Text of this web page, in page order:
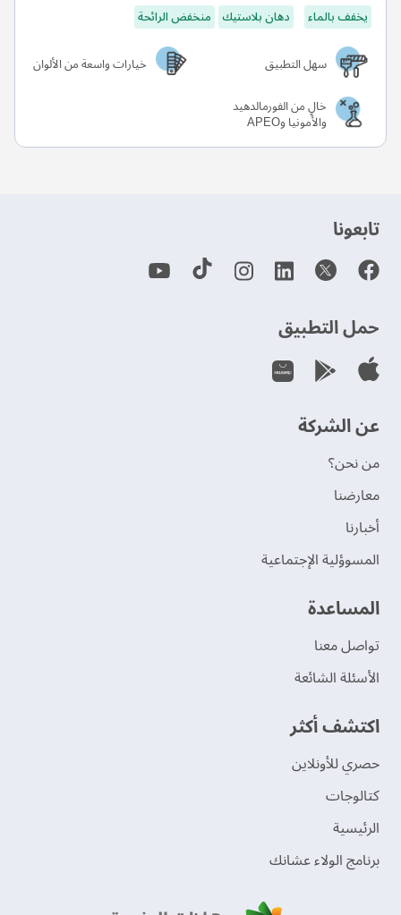
يخفف بالماء
دهان بلاستيك منخفض الرائحة
سهل التطبيق
خيارات واسعة من الألوان
خالٍ من الفورمالدهيد
والأمونيا وAPEO
‫تابعونا‬
حمل التطبيق
عن الشركة
من نحن؟
‫معارضنا‬
‫أخبارنا‬
المسوؤلية الإجتماعية
‫المساعدة‬
تواصل معنا
الأسئلة الشائعة
اكتشف أكثر
حصري للأونلاين
‫كتالوجات‬
الرئيسية
برنامج الولاء عشانك